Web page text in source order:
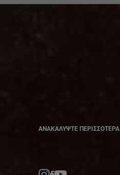
ΑΝΑΚΑΛΎΨΤΕ ΠΕΡΙΣΣΌΤΕΡΑ